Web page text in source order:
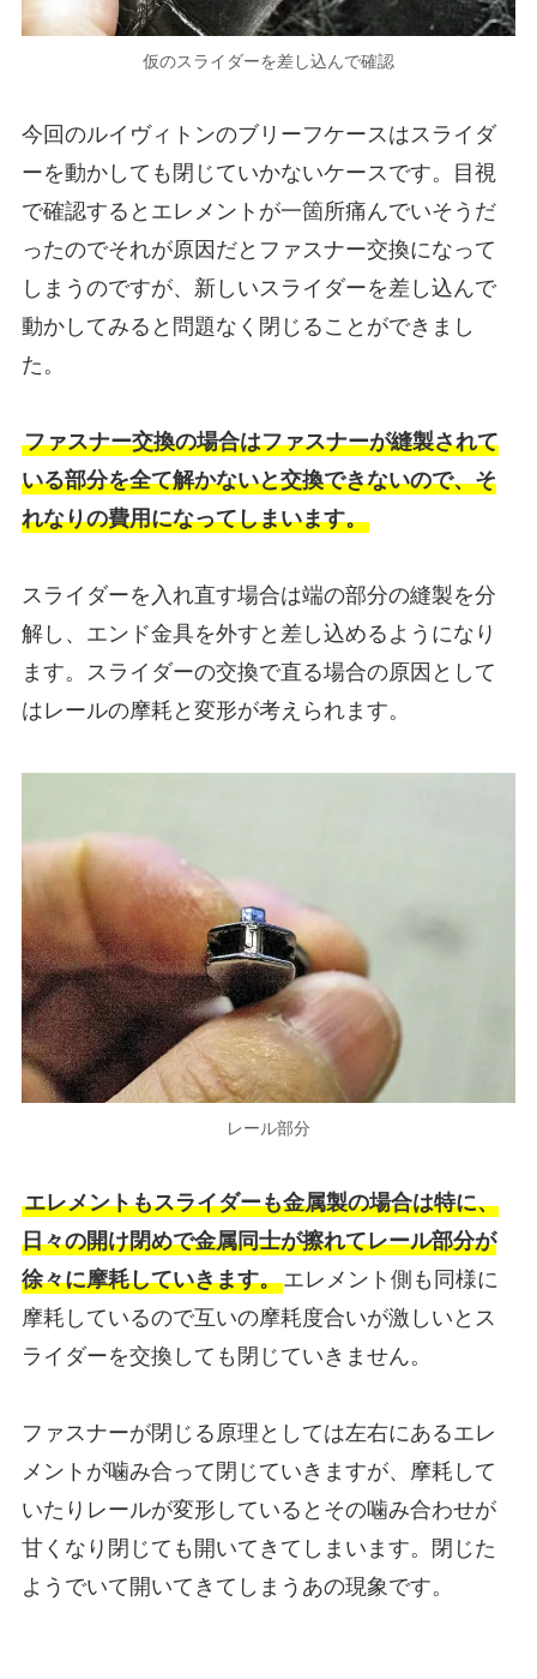
仮のスライダーを差し込んで確認
今回のルイヴィトンのブリーフケースはスライダ
ーを動かしても閉じていかないケースです。目視
で確認するとエレメントが一箇所痛んでいそうだ
ったのでそれが原因だとファスナー交換になって
しまうのですが、新しいスライダーを差し込んで
動かしてみると問題なく閉じることができまし
た。
ファスナー交換の場合はファスナーが縫製されて
いる部分を全て解かないと交換できないので、そ
れなりの費用になってしまいます。
スライダーを入れ直す場合は端の部分の縫製を分
解し、エンド金具を外すと差し込めるようになり
ます。スライダーの交換で直る場合の原因として
はレールの摩耗と変形が考えられます。
レール部分
エレメントもスライダーも金属製の場合は特に、
日々の開け閉めで金属同士が擦れてレール部分が
徐々に摩耗していきます。エレメント側も同様に
摩耗しているので互いの摩耗度合いが激しいとス
ライダーを交換しても閉じていきません。
ファスナーが閉じる原理としては左右にあるエレ
メントが噛み合って閉じていきますが、摩耗して
いたりレールが変形しているとその噛み合わせが
甘くなり閉じても開いてきてしまいます。閉じた
ようでいて開いてきてしまうあの現象です。